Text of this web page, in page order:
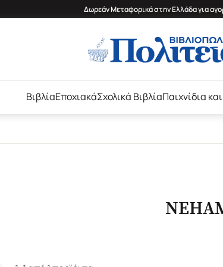
Δωρεάν Μεταφορικά στην Ελλάδα για
ΒιβλίαΕποχιακάΣχολικά ΒιβλίαΠαιχνίδια